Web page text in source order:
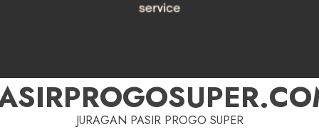
JURAGAN PASIR PROGO SUPER